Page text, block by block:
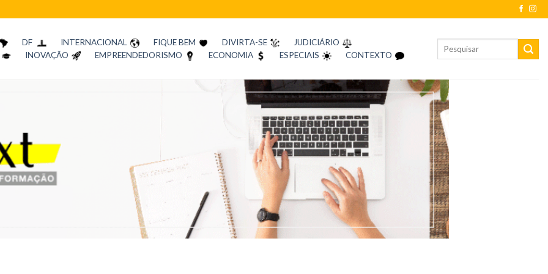
DF INTERNACIONAL FIQUE BEM DIVIRTA-SE
JUDICIÁRIO
INOVAÇÃO EMPREENDEDORISMO ECONOMIA ESPECIAIS CONTEXTO